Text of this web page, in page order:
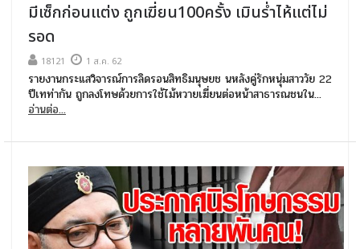
มีเซ็กก่อนแต่ง ถูกเฆี่ยน100ครั้ง เมินร่ำไห้แต่ไม่
รอด
18121 1 ส.ค. 62
รายงานกระแสวิจารณ์การลิดรอนสิทธิมนุษยช นหลังคู่รักหนุ่มสาววัย 22
ปีเทท่ากัน ถูกลงโทษด้วยการใช้ไม้หวายเฆี่ยนต่อหน้าสาธารณชนใน...
อ่านต่อ...